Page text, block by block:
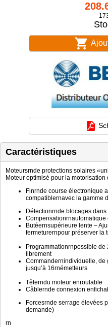
Caractéristiques
Moteursrnde protections solaires
Moteur optimisé pour la motorisation
Finrnde course électronique
compatiblernavec la gamme
Détectionrnde blocages dans
Butéernsupérieure lente –
fermeturernpour préserver la
Programmationrnpossible
librement
Commandernindividuelle, de
jusqu’à 16rnémetteurs
Têterndu moteur enroulable
Câblernde connexion
Forcesrnde serrage élevées
demande)
rn